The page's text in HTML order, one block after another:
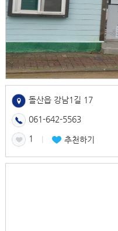
돌산읍 강남1길 17
061-642-5563
1 l 추천하기